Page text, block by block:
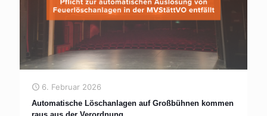
6. Februar 2026
Automatische Löschanlagen auf Großbühnen kommen